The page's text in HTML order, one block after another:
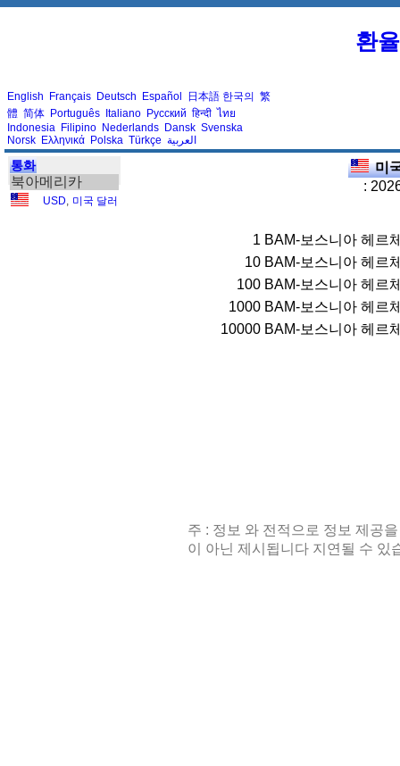
환
English Français Deutsch Español 日本語 한국의 繁
體 简体 Português Italiano Русский हिन्दी ไทย
Indonesia Filipino Nederlands Dansk Svenska
Norsk Ελληνικά Polska Türkçe العربية
통화
북아메리카
USD 미국 달러
미
:
1 BAM-보스니아 헤르
10 BAM-보스니아 헤르
100 BAM-보스니아 헤르
1000 BAM-보스니아 헤르
10000 BAM-보스니아 헤르
주 : 정보 와 전적으로 정보 제공
이 아닌 제시됩니다 지연될 수 있